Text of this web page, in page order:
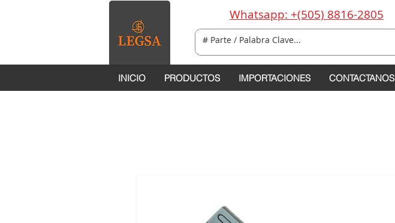
Whatsapp: +(505) 8816-2805
INICIO PRODUCTOS IMPORTACIONES CONTACTANOS